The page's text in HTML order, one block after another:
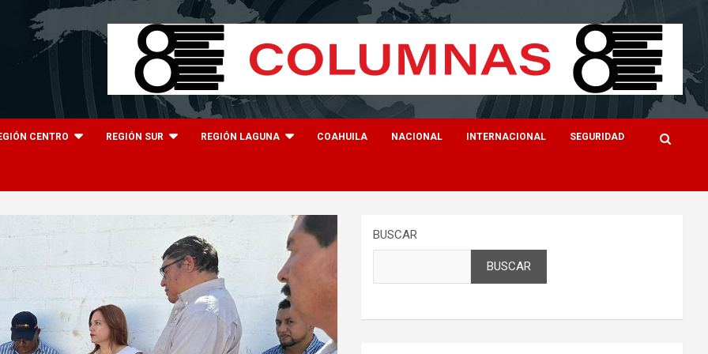
CENTRO REGIÓN SUR REGIÓN LAGUNA COAHUILA NACIONAL INTERNACIONAL SEGURIDAD
BUSCAR
BUSCAR